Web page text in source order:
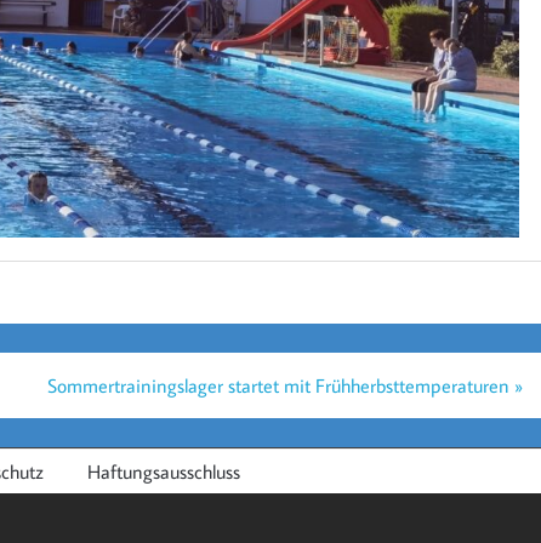
Sommertrainingslager startet mit Frühherbsttemperaturen »
Haftungsausschluss